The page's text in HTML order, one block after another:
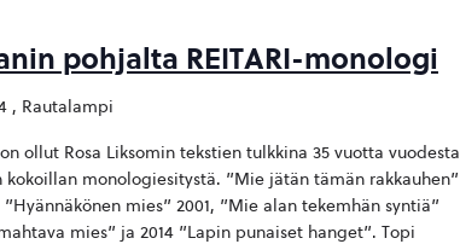
pohjalta REITARI-monologi
, Rautalampi
ollut Rosa Liksomin tekstien tulkkina 35 vuotta vuodesta
kokoillan monologiesitystä. ”Mie jätän tämän rakkauhen”
mies” 2001, ”Mie alan tekemhän syntiä”
mies” ja 2014 ”Lapin punaiset hanget”. Topi